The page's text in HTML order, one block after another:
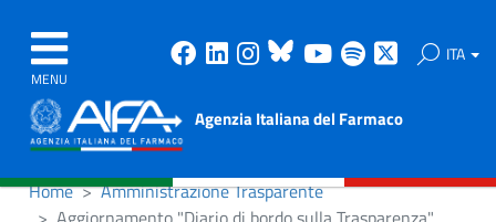
MENU
Facebook
Linkedin
Instagram
Bluesky
Youtube
Spotify ITA
Agenzia Italiana del Farmaco
Home
Amministrazione Trasparente